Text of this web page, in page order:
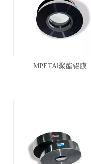
MPETAl聚酯铝膜